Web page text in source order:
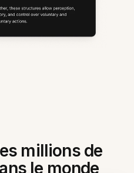
millions de
le monde